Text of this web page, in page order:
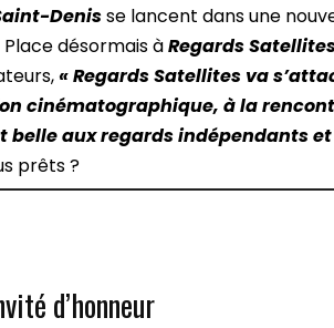
Denisse lancent dans une
Place désormais àRegards
« Regards Satellites va
cinématographique, à la
aux regards indépendants
prêts ?
d’honneur